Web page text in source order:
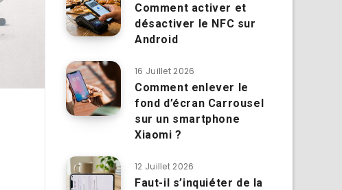
Comment activer et
désactiver le NFC sur
Android
16 Juillet 2026
Comment enlever le
fond d’écran Carrousel
sur un smartphone
Xiaomi ?
12 Juillet 2026
Faut-il s’inquiéter de la